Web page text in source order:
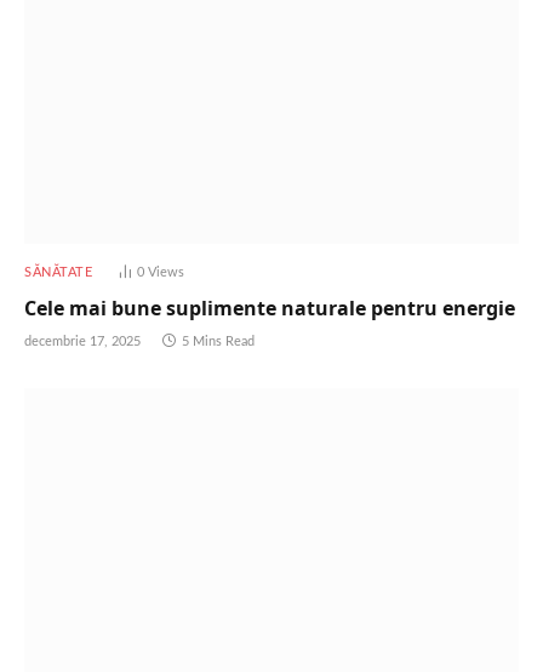
SĂNĂTATE 0Views
Cele mai bune suplimente naturale pentru energie
decembrie 17, 2025 5 Mins Read